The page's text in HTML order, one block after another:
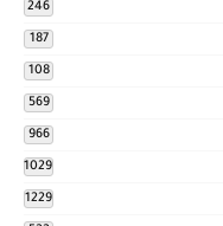
246
187
108
569
966
1029
1229